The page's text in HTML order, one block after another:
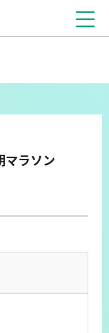
マラソン